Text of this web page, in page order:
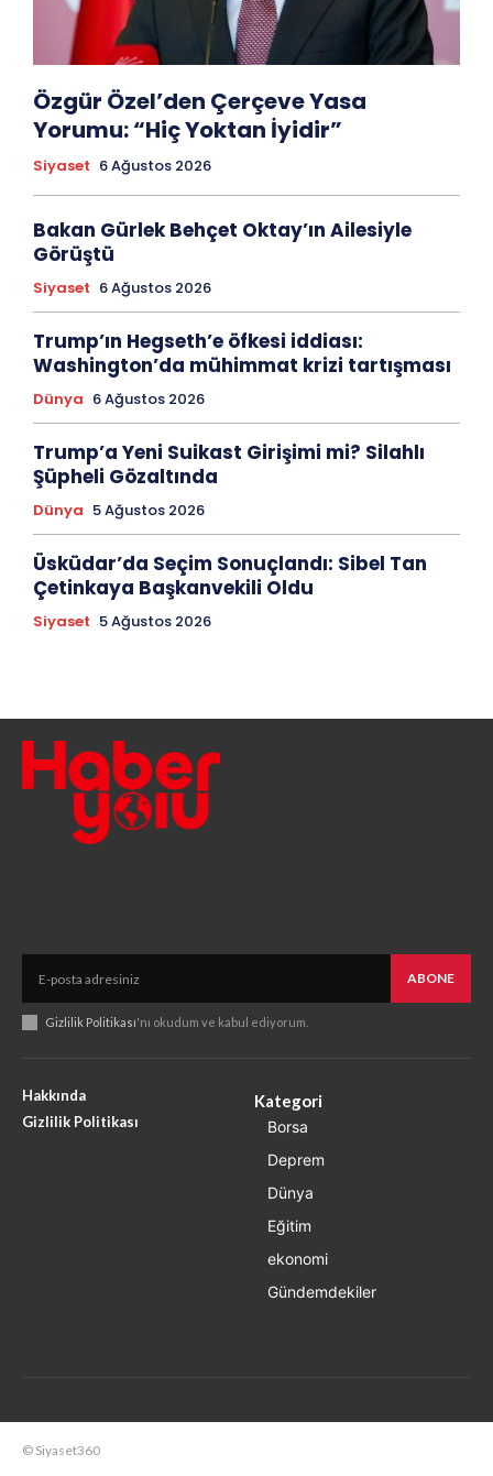
Özgür Özel’den Çerçeve Yasa
Yorumu: “Hiç Yoktan İyidir”
Siyaset 6 Ağustos 2026
Bakan Gürlek Behçet Oktay’ın Ailesiyle
Görüştü
Siyaset 6 Ağustos 2026
Trump’ın Hegseth’e öfkesi iddiası:
Washington’da mühimmat krizi tartışması
Dünya 6 Ağustos 2026
Trump’a Yeni Suikast Girişimi mi? Silahlı
Şüpheli Gözaltında
Dünya 5 Ağustos 2026
Üsküdar’da Seçim Sonuçlandı: Sibel Tan
Çetinkaya Başkanvekili Oldu
Siyaset 5 Ağustos 2026
ABONE
Gizlilik Politikası'nı okudum ve kabul ediyorum.
Hakkında
Gizlilik Politikası
Kategori
Borsa
Deprem
Dünya
Eğitim
ekonomi
Gündemdekiler
© Siyaset360